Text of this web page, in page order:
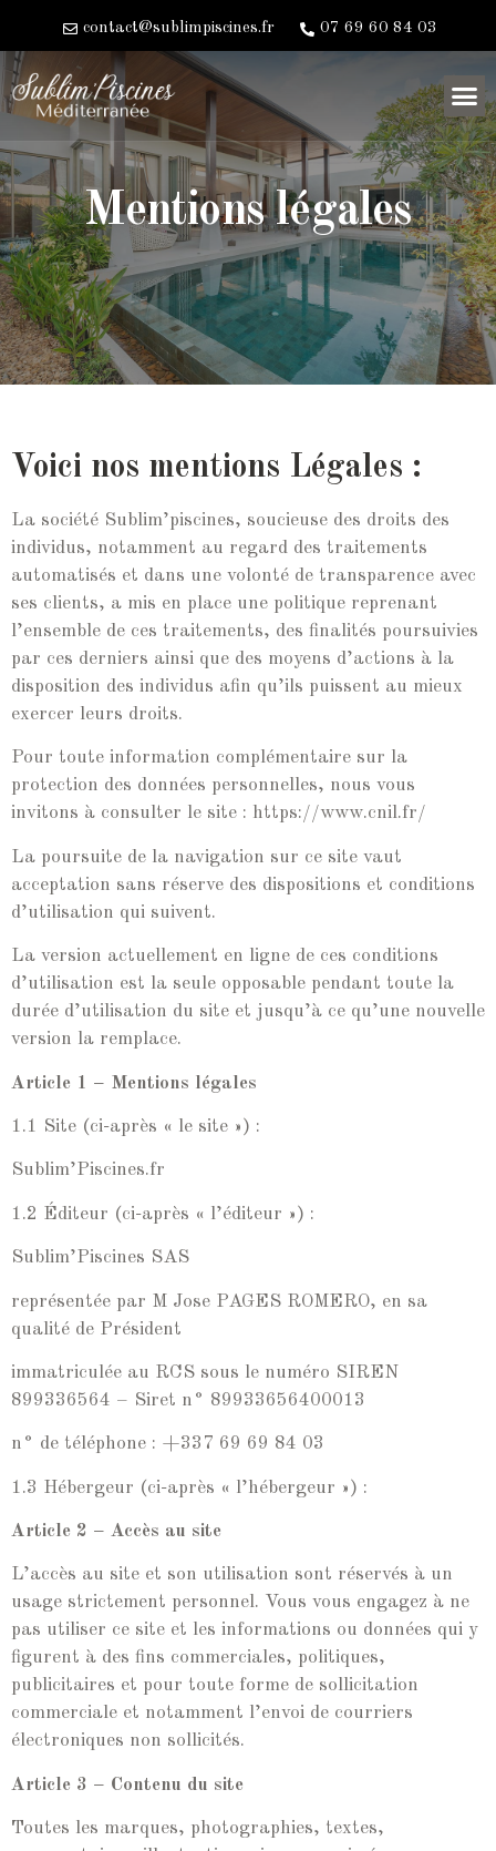
contact@sublimpiscines.fr 07 69 60 84 03
Mentions légales
Voici nos mentions Légales :
La société Sublim’piscines, soucieuse des droits des
individus, notamment au regard des traitements
automatisés et dans une volonté de transparence avec
ses clients, a mis en place une politique reprenant
l’ensemble de ces traitements, des finalités poursuivies
par ces derniers ainsi que des moyens d’actions à la
disposition des individus afin qu’ils puissent au mieux
exercer leurs droits.
Pour toute information complémentaire sur la
protection des données personnelles, nous vous
invitons à consulter le site : https://www.cnil.fr/
La poursuite de la navigation sur ce site vaut
acceptation sans réserve des dispositions et conditions
d’utilisation qui suivent.
La version actuellement en ligne de ces conditions
d’utilisation est la seule opposable pendant toute la
durée d’utilisation du site et jusqu’à ce qu’une nouvelle
version la remplace.
Article 1 – Mentions légales
1.1 Site (ci-après « le site ») :
Sublim’Piscines.fr
1.2 Éditeur (ci-après « l’éditeur ») :
Sublim’Piscines SAS
représentée par M Jose PAGES ROMERO, en sa
qualité de Président
immatriculée au RCS sous le numéro SIREN
899336564 – Siret n° 89933656400013
n° de téléphone : +337 69 69 84 03
1.3 Hébergeur (ci-après « l’hébergeur ») :
Article 2 – Accès au site
L’accès au site et son utilisation sont réservés à un
usage strictement personnel. Vous vous engagez à ne
pas utiliser ce site et les informations ou données qui y
figurent à des fins commerciales, politiques,
publicitaires et pour toute forme de sollicitation
commerciale et notamment l’envoi de courriers
électroniques non sollicités.
Article 3 – Contenu du site
Toutes les marques, photographies, textes,